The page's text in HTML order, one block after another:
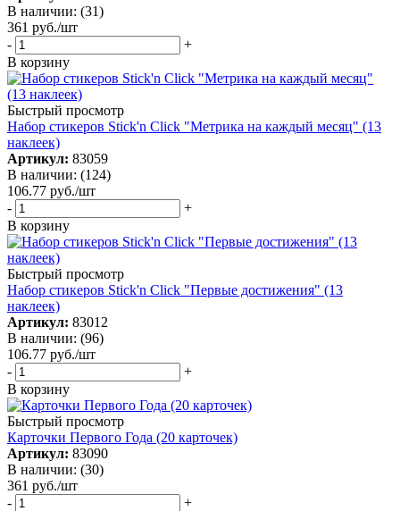
В наличии: (31)
361 руб./шт
-
+
В корзину
Быстрый просмотр
Набор стикеров Stick'n Click "Метрика на каждый месяц" (13
наклеек)
Артикул: 83059
В наличии: (124)
106.77 руб./шт
-
+
В корзину
Быстрый просмотр
Набор стикеров Stick'n Click "Первые достижения" (13
наклеек)
Артикул: 83012
В наличии: (96)
106.77 руб./шт
-
+
В корзину
Быстрый просмотр
Карточки Первого Года (20 карточек)
Артикул: 83090
В наличии: (30)
361 руб./шт
-
+